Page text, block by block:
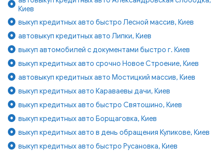
Киев
выкуп кредитных авто быстро Лесной массив, Киев
автовыкуп кредитных авто Липки, Киев
выкуп автомобилей с документами быстро г. Киев
выкуп кредитных авто срочно Новое Строение, Киев
автовыкуп кредитных авто Мостицкий массив, Киев
выкуп кредитных авто Караваевы дачи, Киев
выкуп кредитных авто быстро Святошино, Киев
выкуп кредитных авто Борщаговка, Киев
выкуп кредитных авто в день обращения Куликове, Киев
выкуп кредитных авто быстро Русановка, Киев